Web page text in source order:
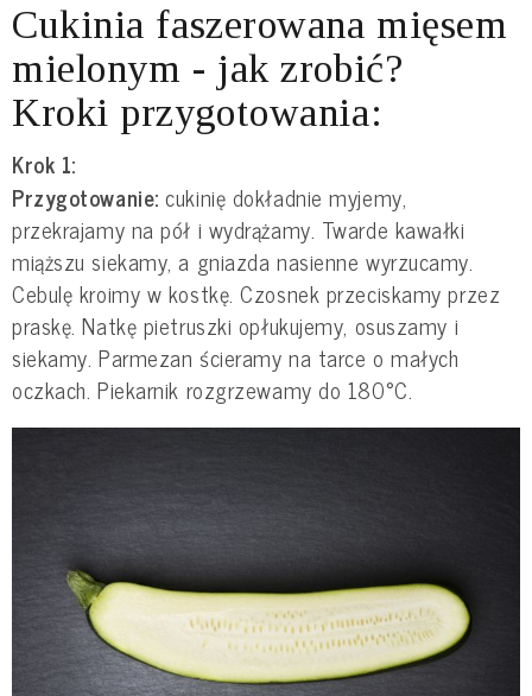
Cukinia faszerowana mięsem
mielonym - jak zrobić?
Kroki przygotowania:
Krok 1:
Przygotowanie: cukinię dokładnie myjemy,
przekrajamy na pół i wydrążamy. Twarde kawałki
miąższu siekamy, a gniazda nasienne wyrzucamy.
Cebulę kroimy w kostkę. Czosnek przeciskamy przez
praskę. Natkę pietruszki opłukujemy, osuszamy i
siekamy. Parmezan ścieramy na tarce o małych
oczkach. Piekarnik rozgrzewamy do 180°C.